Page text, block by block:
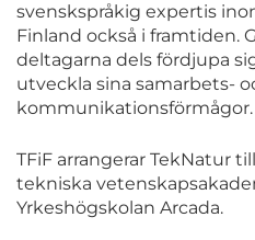
svenskspråkig expertis
Finland också i framtiden.
deltagarna dels fördjupa
utveckla sina samarbets-
kommunikationsförmågor.
TFiF arrangerar TekNatur
tekniska
Yrkeshögskolan Arcada.